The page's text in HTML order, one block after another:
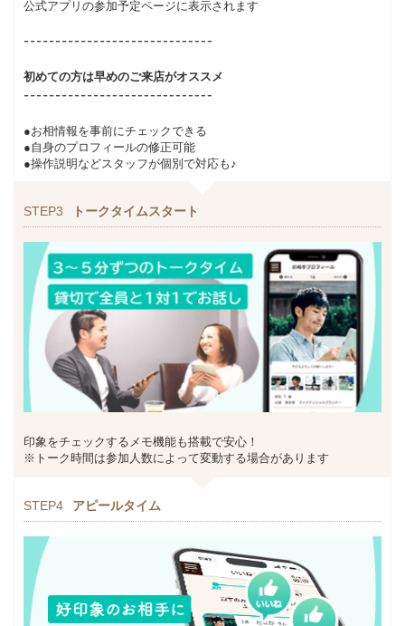
公式アプリの参加予定ページに表示されます
初めての方は早めのご来店がオススメ
●お相情報を事前にチェックできる
●自身のプロフィールの修正可能
●操作説明などスタッフが個別で対応も♪
STEP3 トークタイムスタート
印象をチェックするメモ機能も搭載で安心！
※トーク時間は参加人数によって変動する場合があります
STEP4 アピールタイム